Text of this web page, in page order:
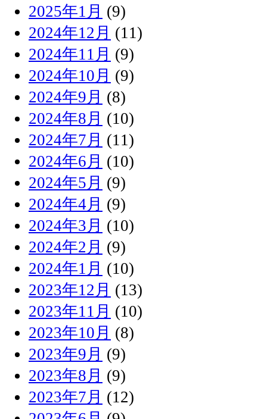
2025年1月 (9)
2024年12月 (11)
2024年11月 (9)
2024年10月 (9)
2024年9月 (8)
2024年8月 (10)
2024年7月 (11)
2024年6月 (10)
2024年5月 (9)
2024年4月 (9)
2024年3月 (10)
2024年2月 (9)
2024年1月 (10)
2023年12月 (13)
2023年11月 (10)
2023年10月 (8)
2023年9月 (9)
2023年8月 (9)
2023年7月 (12)